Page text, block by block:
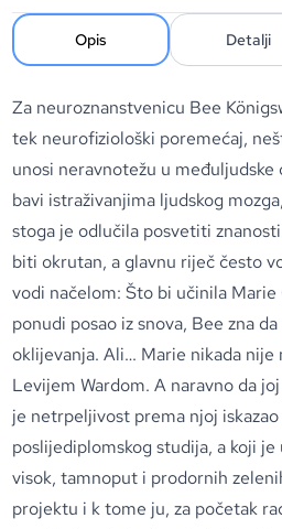
Opis Detalji
Za neuroznanstvenicu Bee
tek neurofiziološki poremećaj,
unosi neravnotežu u međuljudske
bavi istraživanjima ljudskog
stoga je odlučila posvetiti
biti okrutan, a glavnu riječ često
vodi načelom: Što bi učinila Marie
ponudi posao iz snova, Bee zna
oklijevanja. Ali… Marie nikada nije
Levijem Wardom. A naravno da
je netrpeljivost prema njoj
poslijediplomskog studija, a koji
visok, tamnoput i prodornih
projektu i k tome ju, za početak